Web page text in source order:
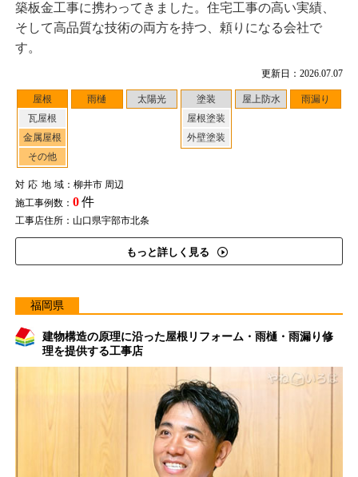
更新日：2026.07.07
屋根
瓦屋根
金属屋根
その他
雨樋 太陽光
塗装
屋根塗装
外壁塗装
屋上防水 雨漏り
対応地域：柳井市 周辺
施工事例数： 0件
工事店住所：山口県宇部市北条
もっと詳しく見る
築板金工事に携わってきました。住宅工事の高い実績、
そして高品質な技術の両方を持つ、頼りになる会社で
す。
福岡県
建物構造の原理に沿った屋根リフォーム・雨樋・雨漏り修
理を提供する工事店